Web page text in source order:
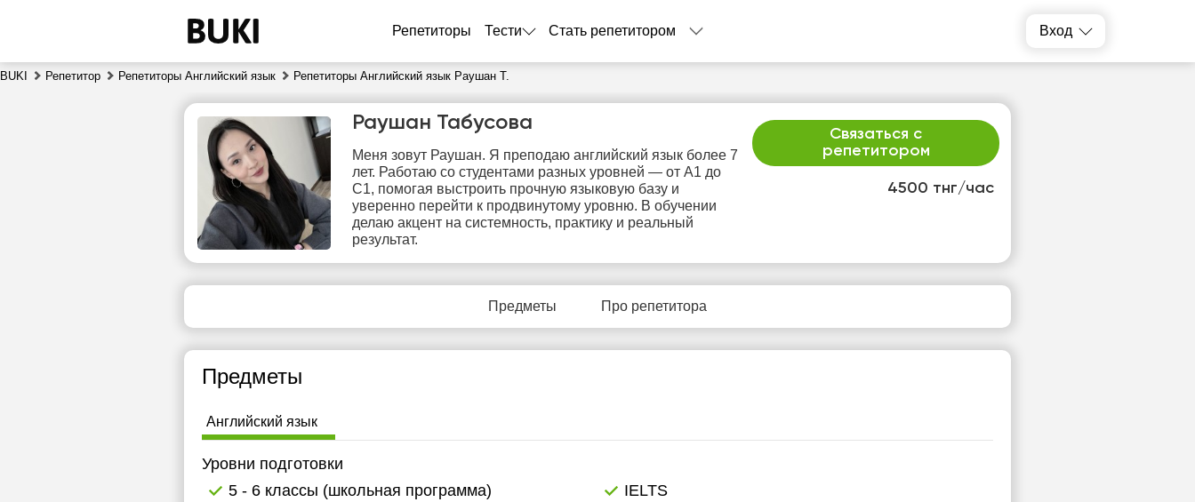
Репетиторы Тести Стать репетитором Вход
BUKI Репетитор Репетиторы Английский язык Репетиторы Английский язык Раушан Т.
4500 тнг/час
Связаться с
репетитором
Раушан Табусова
Меня зовут Раушан. Я преподаю английский язык более 7
лет. Работаю со студентами разных уровней — от A1 до
C1, помогая выстроить прочную языковую базу и
уверенно перейти к продвинутому уровню. В обучении
делаю акцент на системность, практику и реальный
результат.
Предметы Про репетитора
Предметы
Английский язык
Уровни подготовки
5 - 6 классы (школьная программа)
IELTS
пт
7
сб
8
9
10
11
12
13
свободных
11:30
Нет
свободных
Нет
свободных
Нет
свободных
свободных
свободных